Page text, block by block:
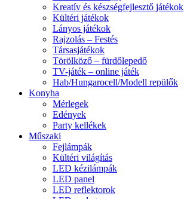
Kreatív és készségfejlesztő játékok
Kültéri játékok
Lányos játékok
Rajzolás – Festés
Társasjátékok
Törölköző – fürdőlepedő
TV-játék – online játék
Hab/Hungarocell/Modell repülők
Konyha
Mérlegek
Edények
Party kellékek
Műszaki
Fejlámpák
Kültéri világítás
LED kézilámpák
LED panel
LED reflektorok